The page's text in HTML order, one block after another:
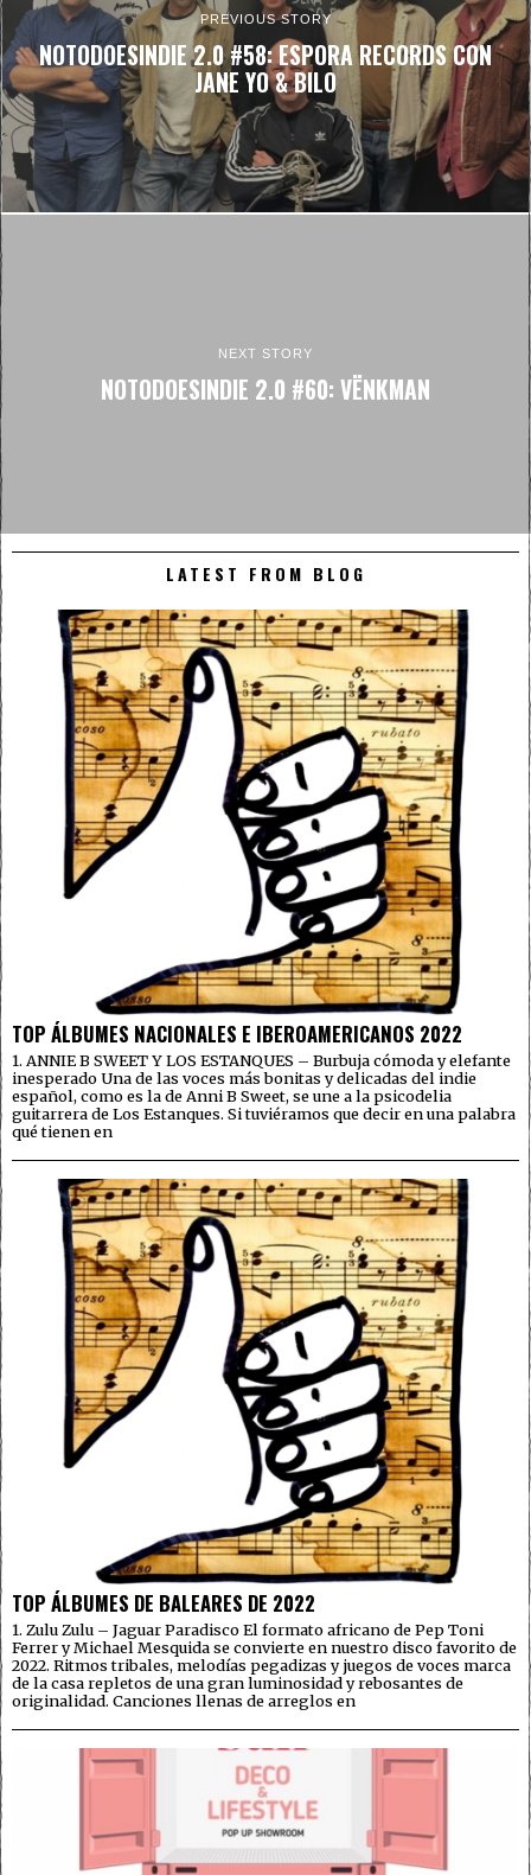
PREVIOUS STORY
NOTODOESINDIE 2.0 #58: ESPORA RECORDS CON
JANE YO & BILO
NEXT STORY
NOTODOESINDIE 2.0 #60: VËNKMAN
LATEST FROM BLOG
TOP ÁLBUMES NACIONALES E IBEROAMERICANOS 2022
1. ANNIE B SWEET Y LOS ESTANQUES – Burbuja cómoda y elefante
inesperado Una de las voces más bonitas y delicadas del indie
español, como es la de Anni B Sweet, se une a la psicodelia
guitarrera de Los Estanques. Si tuviéramos que decir en una palabra
qué tienen en
TOP ÁLBUMES DE BALEARES DE 2022
1. Zulu Zulu – Jaguar Paradisco El formato africano de Pep Toni
Ferrer y Michael Mesquida se convierte en nuestro disco favorito de
2022. Ritmos tribales, melodías pegadizas y juegos de voces marca
de la casa repletos de una gran luminosidad y rebosantes de
originalidad. Canciones llenas de arreglos en